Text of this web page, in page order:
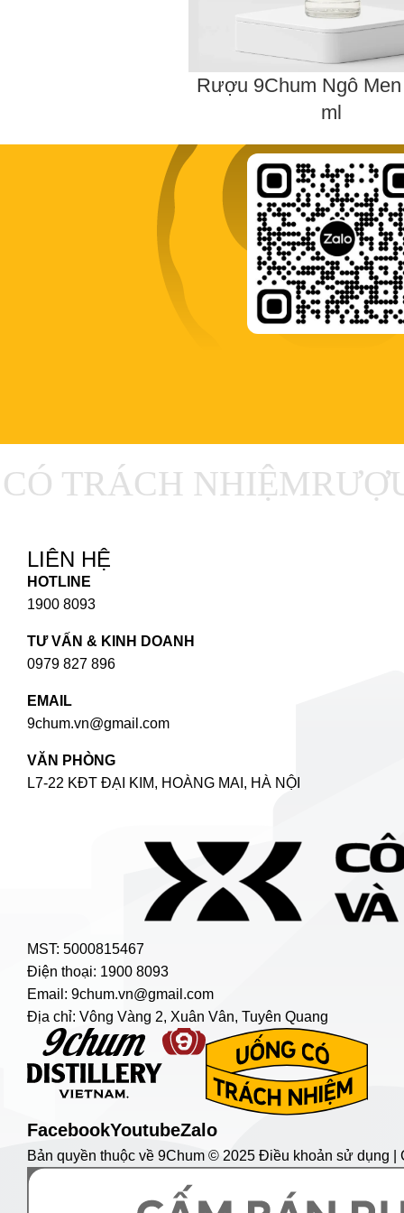
Rượu 9Chum Ngô
ml
TRÁCH NHIỆMRƯỢU
MST: 5000815467
Điện thoại: 1900 8093
Email: 9chum.vn@gmail.com
Địa chỉ: Vông Vàng 2, Xuân Vân, Tuyên Quang
FacebookYoutubeZalo
Bản quyền thuộc về 9Chum © 2025 Điều khoản sử dụng |
LIÊN HỆ
HOTLINE
1900 8093
TƯ VẤN & KINH DOANH
0979 827 896
EMAIL
9chum.vn@gmail.com
VĂN PHÒNG
L7-22 KĐT ĐẠI KIM, HOÀNG MAI, HÀ NỘI